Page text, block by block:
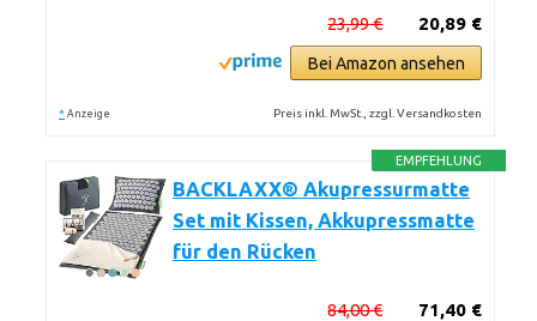
20,89 €
23,99 €
Bei Amazon ansehen
* Anzeige Preis inkl. MwSt., zzgl. Versandkosten
EMPFEHLUNG
BACKLAXX® Akupressurmatte
Set mit Kissen, Akkupressmatte
für den Rücken
71,40 €
84,00 €